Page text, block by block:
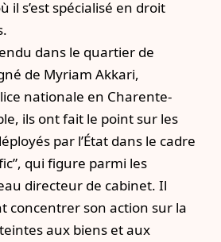
il s’est spécialisé en droit
dans le quartier de
de Myriam Akkari,
nationale en Charente-
ils ont fait le point sur les
par l’État dans le cadre
qui figure parmi les
directeur de cabinet. Il
concentrer son action sur la
aux biens et aux